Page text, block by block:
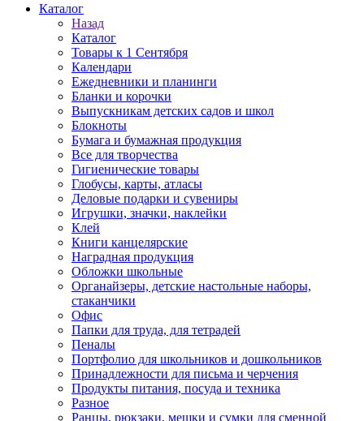
Каталог
Назад
Каталог
Товары к 1 Сентября
Календари
Ежедневники и планинги
Бланки и корочки
Выпускникам детских садов и школ
Блокноты
Бумага и бумажная продукция
Все для творчества
Гигиенические товары
Глобусы, карты, атласы
Деловые подарки и сувениры
Игрушки, значки, наклейки
Клей
Книги канцелярские
Наградная продукция
Обложки школьные
Органайзеры, детские настольные наборы,
стаканчики
Офис
Папки для труда, для тетрадей
Пеналы
Портфолио для школьников и дошкольников
Принадлежности для письма и черчения
Продукты питания, посуда и техника
Разное
Ранцы, рюкзаки, мешки и сумки для сменной